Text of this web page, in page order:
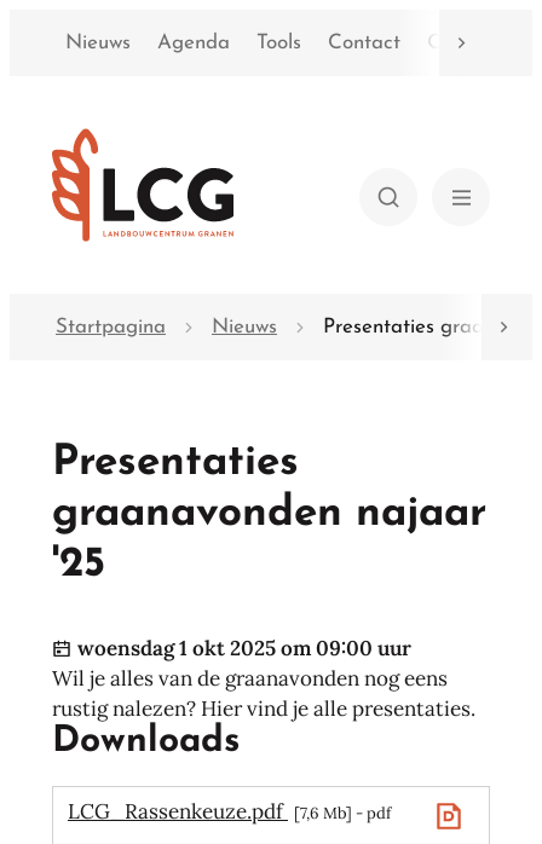
Naar inhoud
scroll
Nieuws Agenda Tools Contact Over LCG
ZoekenMenu
Startpagina Nieuws Presentaties
Presentaties
graanavonden najaar
'25
Gepubliceerd op
woensdag 1 okt 2025 om 09:00 uur
Wil je alles van de graanavonden nog eens
rustig nalezen? Hier vind je alle presentaties.
Downloads
LCG_Rassenkeuze.pdf 7,6 Mb pdf